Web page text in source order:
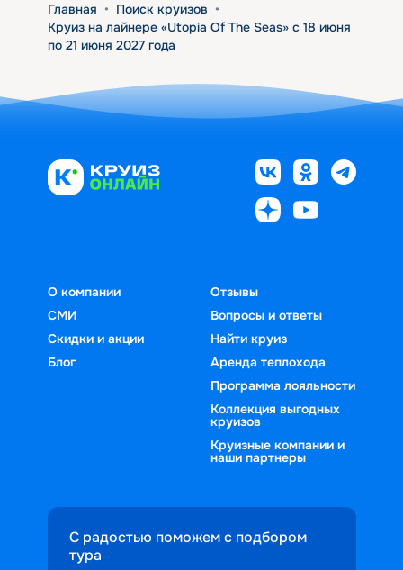
Главная • Поиск круизов •
Круиз на лайнере «Utopia Of The Seas» с 18 июня
по 21 июня 2027 года
О компании
СМИ
Скидки и акции
Блог
Отзывы
Вопросы и ответы
Найти круиз
Аренда теплохода
Программа лояльности
Коллекция выгодных
круизов
Круизные компании и
наши партнеры
С радостью поможем с подбором
тура